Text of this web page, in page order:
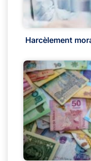
Harcèlement